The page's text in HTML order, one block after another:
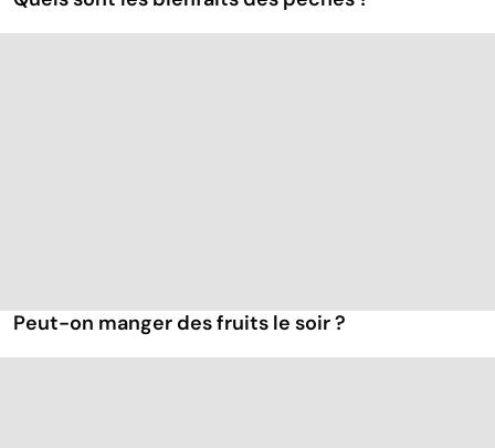
Peut-on manger des fruits le soir ?